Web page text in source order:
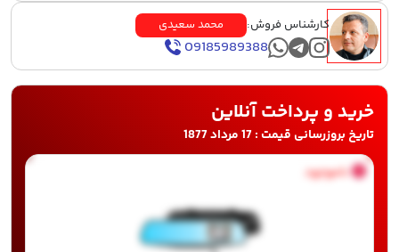
کارشناس فروش: محمد سعیدی
09185989388
خرید و پرداخت آنلاین
تاریخ بروزرسانی قیمت : 17 مرداد 1877
ناموجود